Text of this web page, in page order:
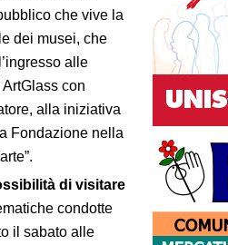
che vive la
dei musei, che
alle
con
alla iniziativa
Fondazione nella
di visitare
condotte
il sabato alle